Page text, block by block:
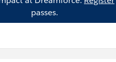
passes.